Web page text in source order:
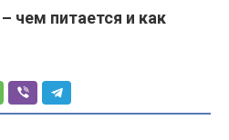
чем питается и как